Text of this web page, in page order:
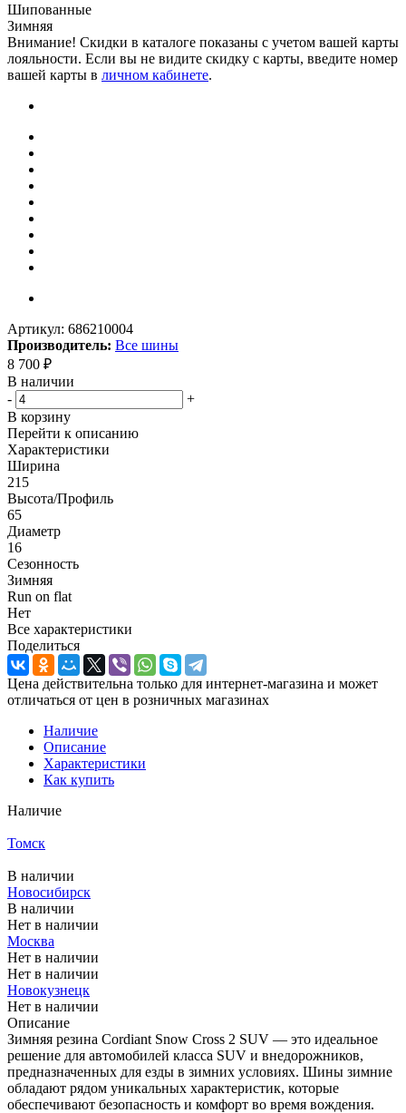
Шипованные
Зимняя
Внимание! Скидки в каталоге показаны с учетом вашей карты
лояльности. Если вы не видите скидку с карты, введите номер
вашей карты в личном кабинете.
Артикул: 686210004
Производитель: Все шины
8 700 ₽
В наличии
-
+
В корзину
Перейти к описанию
Характеристики
Ширина
215
Высота/Профиль
65
Диаметр
16
Сезонность
Зимняя
Run on flat
Нет
Все характеристики
Поделиться
Цена действительна только для интернет-магазина и может
отличаться от цен в розничных магазинах
Наличие
Описание
Характеристики
Как купить
Наличие
Томск
В наличии
Новосибирск
В наличии
Нет в наличии
Москва
Нет в наличии
Нет в наличии
Новокузнецк
Нет в наличии
Описание
Зимняя резина Cordiant Snow Cross 2 SUV — это идеальное
решение для автомобилей класса SUV и внедорожников,
предназначенных для езды в зимних условиях. Шины зимние
обладают рядом уникальных характеристик, которые
обеспечивают безопасность и комфорт во время вождения.